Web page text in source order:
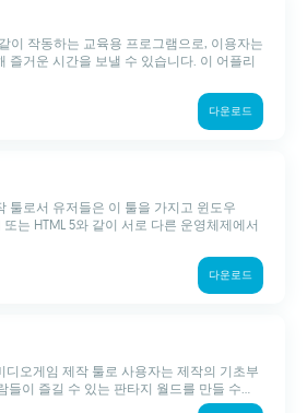
이 작동하는 교육용 프로그램으로, 이용자는
즐거운 시간을 보낼 수 있습니다. 이 어플리
다운로드
툴로서 유저들은 이 툴을 가지고 윈도우
는 HTML 5와 같이 서로 다른 운영체제에서
다운로드
오게임 제작 툴로 사용자는 제작의 기초부
들이 즐길 수 있는 판타지 월드를 만들 수...